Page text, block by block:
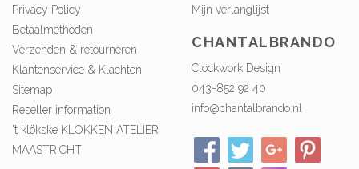
Privacy Policy
Betaalmethoden
Verzenden & retourneren
Klantenservice & Klachten
Sitemap
Reseller information
't klökske KLOKKEN ATELIER
MAASTRICHT
Mijn verlanglijst
CHANTALBRANDO
Clockwork Design
043-852 92 40
info@chantalbrando.nl